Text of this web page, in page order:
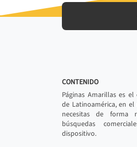
CONTENIDO
Páginas Amarillas es
de Latinoamérica, en
necesitas de forma
búsquedas
dispositivo.